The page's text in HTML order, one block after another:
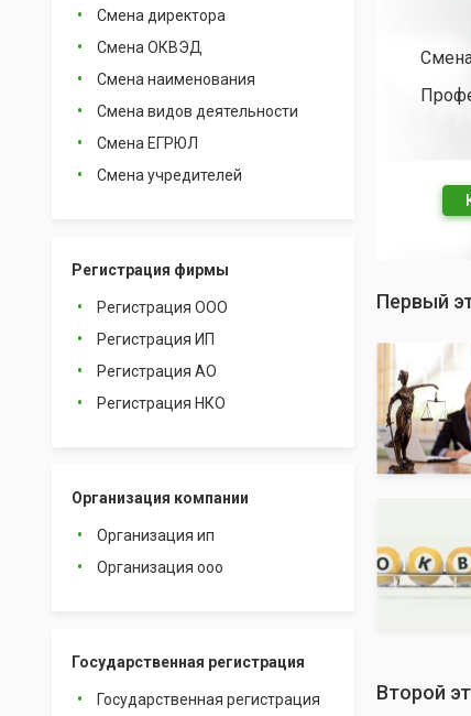
Смена директора
Смена ОКВЭД
Смена наименования
Смена видов деятельности
Смена ЕГРЮЛ
Смена учредителей
Регистрация фирмы
Регистрация ООО
Регистрация ИП
Регистрация АО
Регистрация НКО
Организация компании
Организация ип
Организация ооо
Государственная регистрация
Государственная регистрация
Первый
Второй